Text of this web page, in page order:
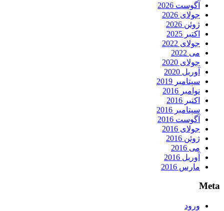
آگوست 2026
جولای 2026
ژوئن 2026
اکتبر 2025
جولای 2022
می 2022
جولای 2020
آوریل 2020
سپتامبر 2019
نوامبر 2016
اکتبر 2016
سپتامبر 2016
آگوست 2016
جولای 2016
ژوئن 2016
می 2016
آوریل 2016
مارس 2016
Meta
ورود